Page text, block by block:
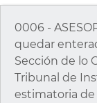
0006 -
quedar
Sección de lo
Tribunal de
estimatoria